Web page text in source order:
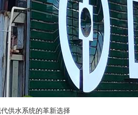
供水系统的革新选择